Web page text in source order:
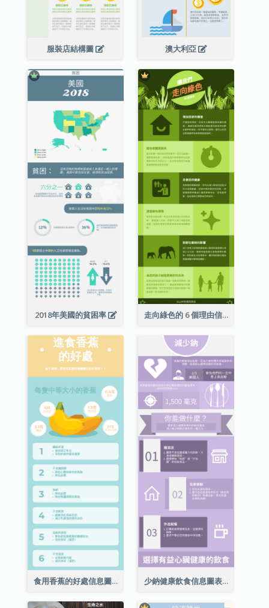
服裝店結構圖 澳大利亞
2018年美國的貧困率 走向綠色的 6 個理由信息圖表
食用香蕉的好處信息圖表 少鈉健康飲食信息圖表